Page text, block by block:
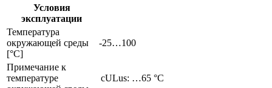
Условия
эксплуатации
Температура
окружающей среды
[°C]
-25…100
Примечание к
температуре
cULus: …65 °C